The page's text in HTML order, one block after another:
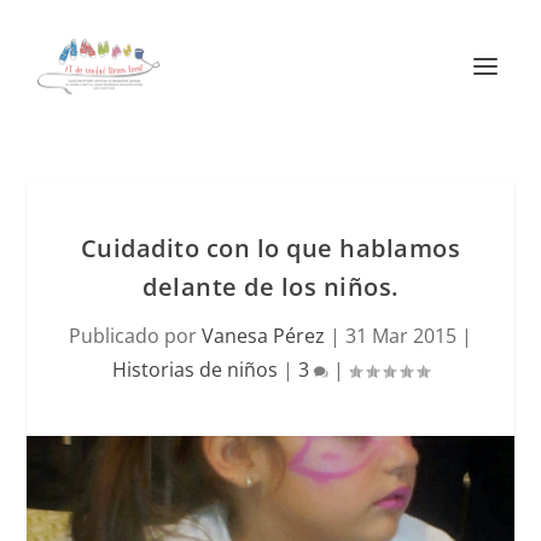
Cuidadito con lo que hablamos
delante de los niños.
Publicado porVanesa Pérez | 31 Mar 2015 |
Historias de niños | 3 |